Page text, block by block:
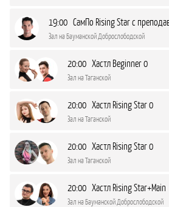
19:00 СамПо Rising Star с
Зал на Бауманской Доброслободской
20:00 Хастл Beginner 0
Зал на Таганской
20:00 Хастл Rising Star 0
Зал на Таганской
20:00 Хастл Rising Star 0
Зал на Таганской
20:00 Хастл Rising Star+Main
Зал на Бауманской Доброслободской